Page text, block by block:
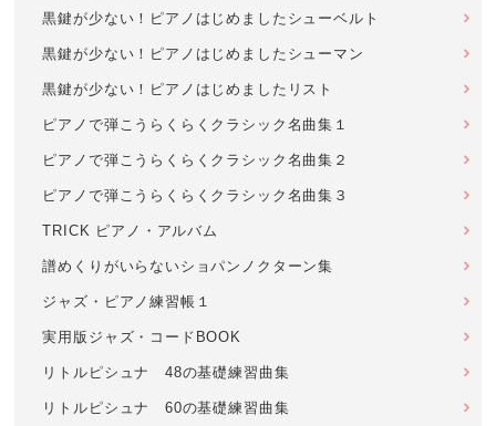
黒鍵が少ない！ピアノはじめましたシューベルト
黒鍵が少ない！ピアノはじめましたシューマン
黒鍵が少ない！ピアノはじめましたリスト
ピアノで弾こうらくらくクラシック名曲集１
ピアノで弾こうらくらくクラシック名曲集２
ピアノで弾こうらくらくクラシック名曲集３
TRICK ピアノ・アルバム
譜めくりがいらないショパンノクターン集
ジャズ・ピアノ練習帳１
実用版ジャズ・コードBOOK
リトルピシュナ 48の基礎練習曲集
リトルピシュナ 60の基礎練習曲集